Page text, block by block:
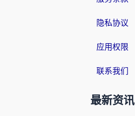
隐私协议
应用权限
联系我们
最新资讯